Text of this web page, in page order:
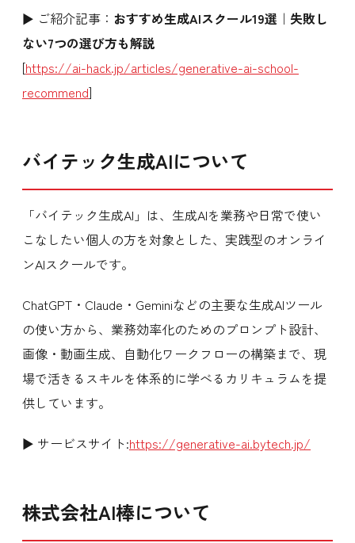
▶ ご紹介記事： おすすめ生成AIスクール19選｜失敗し
ない7つの選び方も解説
[https://ai-hack.jp/articles/generative-ai-school-
recommend]
バイテック生成AIについて
「バイテック生成AI」は、生成AIを業務や日常で使い
こなしたい個人の方を対象とした、実践型のオンライ
ンAIスクールです。
ChatGPT・Claude・Geminiなどの主要な生成AIツール
の使い方から、業務効率化のためのプロンプト設計、
画像・動画生成、自動化ワークフローの構築まで、現
場で活きるスキルを体系的に学べるカリキュラムを提
供しています。
▶ サービスサイト:https://generative-ai.bytech.jp/
株式会社AI棒について